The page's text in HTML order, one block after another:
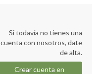
Si todavía no tienes una
cuenta con nosotros, date
de alta.
Crear cuenta en